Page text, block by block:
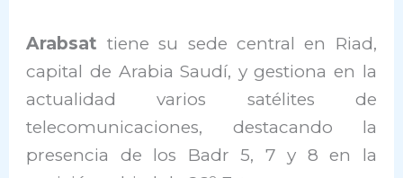
Arabsat tiene su sede central en Riad,
capital de Arabia Saudí, y gestiona en la
actualidad varios satélites de
telecomunicaciones, destacando la
presencia de los Badr 5, 7 y 8 en la